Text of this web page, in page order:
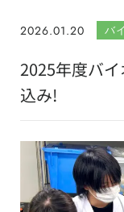
2026.01.20 バ
2025年度バ
込み!